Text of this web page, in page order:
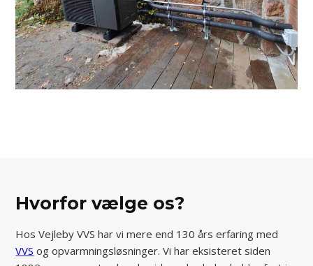
Hvorfor vælge os?
Hos Vejleby VVS har vi mere end 130 års erfaring med
VVS og opvarmningsløsninger. Vi har eksisteret siden